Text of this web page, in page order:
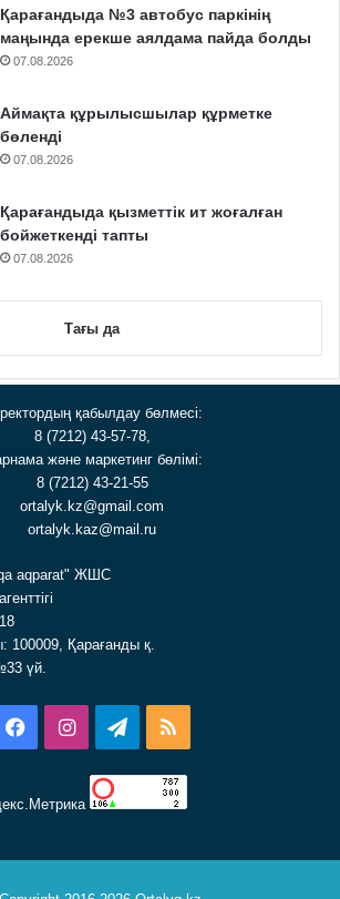
Қарағандыда №3 автобус паркінің
маңында ерекше аялдама пайда болды
07.08.2026
Аймақта құрылысшылар құрметке
бөленді
07.08.2026
Қарағандыда қызметтік ит жоғалған
бойжеткенді тапты
07.08.2026
Тағы да
қабылдау бөлмесі:
8 (7212) 43-57-78,
және маркетинг бөлімі:
8 (7212) 43-21-55
ortalyk.kz@gmail.com
ortalyk.kaz@mail.ru
aqparat" ЖШС
100009, Қарағанды қ.
үй.
FacebookInstagramTelegram